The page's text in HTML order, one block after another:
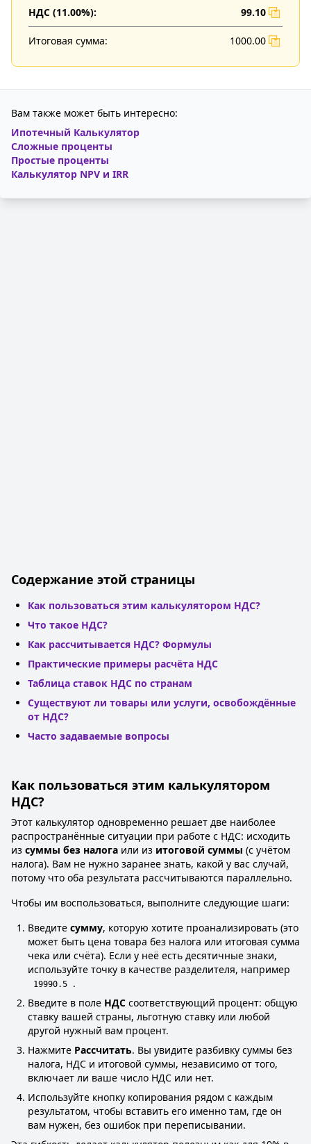
НДС (11.00%): 99.10
Итоговая сумма: 1000.00
Вам также может быть интересно:
Ипотечный Калькулятор
Сложные проценты
Простые проценты
Калькулятор NPV и IRR
Содержание этой страницы
Как пользоваться этим калькулятором НДС?
Что такое НДС?
Как рассчитывается НДС? Формулы
Практические примеры расчёта НДС
Таблица ставок НДС по странам
Существуют ли товары или услуги, освобождённые
от НДС?
Часто задаваемые вопросы
Как пользоваться этим калькулятором
НДС?
Этот калькулятор одновременно решает две наиболее
распространённые ситуации при работе с НДС: исходить
из суммы без налога или из итоговой суммы (с учётом
налога). Вам не нужно заранее знать, какой у вас случай,
потому что оба результата рассчитываются параллельно.
Чтобы им воспользоваться, выполните следующие шаги:
Введите сумму, которую хотите проанализировать (это
может быть цена товара без налога или итоговая сумма
чека или счёта). Если у неё есть десятичные знаки,
используйте точку в качестве разделителя, например
19990.5
.
Введите в поле НДС соответствующий процент: общую
ставку вашей страны, льготную ставку или любой
другой нужный вам процент.
Нажмите Рассчитать. Вы увидите разбивку суммы без
налога, НДС и итоговой суммы, независимо от того,
включает ли ваше число НДС или нет.
Используйте кнопку копирования рядом с каждым
результатом, чтобы вставить его именно там, где он
вам нужен, без ошибок при переписывании.